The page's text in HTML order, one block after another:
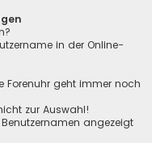
in der Online-
Forenuhr geht immer noch
zur Auswahl!
angezeigt